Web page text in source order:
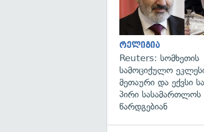
რელიგია
Reuters: სომხეთის
სამოციქულო
მეთაური და ექვსი
პირი სასამართლოს
წარდგებიან